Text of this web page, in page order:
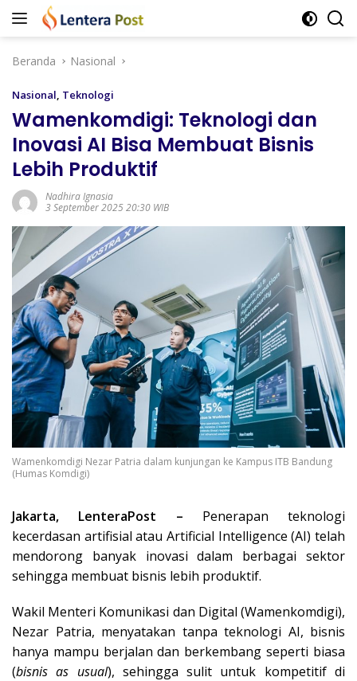
Langsung
Beranda
Nasional
Nasional, Teknologi
Wamenkomdigi: Teknologi dan
Inovasi AI Bisa Membuat Bisnis
Lebih Produktif
Nadhira Ignasia
3 September 2025 20:30 WIB
Wamenkomdigi Nezar Patria dalam kunjungan ke Kampus ITB Bandung
(Humas Komdigi)
Jakarta, LenteraPost – Penerapan teknologi
kecerdasan artifisial atau Artificial Intelligence (AI) telah
mendorong banyak inovasi dalam berbagai sektor
sehingga membuat bisnis lebih produktif.
Wakil Menteri Komunikasi dan Digital (Wamenkomdigi),
Nezar Patria, menyatakan tanpa teknologi AI, bisnis
hanya mampu berjalan dan berkembang seperti biasa
(bisnis as usual), sehingga sulit untuk kompetitif di